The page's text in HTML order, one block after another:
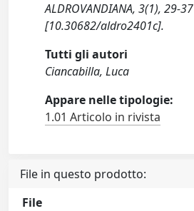
ALDROVANDIANA, 3(1), 29-37
[10.30682/aldro2401c].
Tutti gli autori
Ciancabilla, Luca
Appare nelle tipologie:
1.01 Articolo in rivista
File in questo prodotto:
File